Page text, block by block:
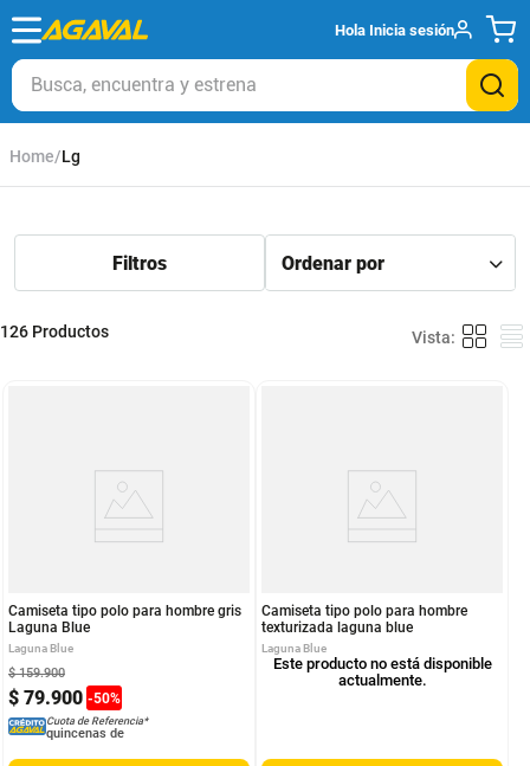
Hola Inicia sesión
Busca, encuentra y estrena
Lg
126 Productos
Camiseta tipo polo para hombre gris
Laguna Blue
Laguna Blue
$ 79.900 -50%
$ 159.900
Cuota de Referencia*
quincenas de
Camiseta tipo polo para hombre
texturizada laguna blue
Laguna Blue
Este producto no está disponible
actualmente.